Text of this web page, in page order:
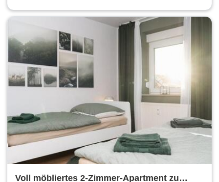
Voll möbliertes 2-Zimmer-Apartment zu